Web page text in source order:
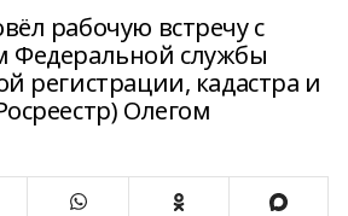
рабочую встречу с
Федеральной службы
регистрации, кадастра и
Олегом